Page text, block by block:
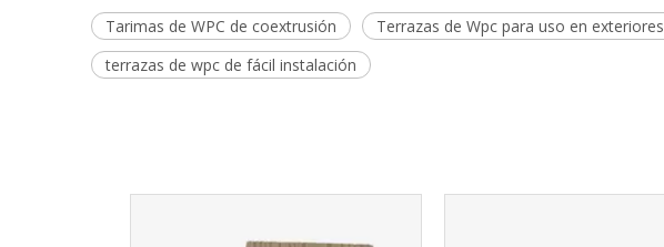
Tarimas de WPC de coextrusión Terrazas de Wpc para uso en exteriores
terrazas de wpc de fácil instalación